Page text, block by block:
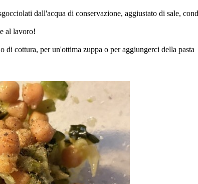
dall'acqua di conservazione, aggiustato di sale,
al lavoro!
di cottura, per un'ottima zuppa o per aggiungerci della pasta